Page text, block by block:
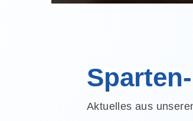
Aktuelles aus
Unser Sportangebot
Ausfälle und